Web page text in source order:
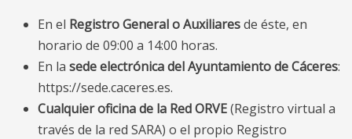
En el Registro General o Auxiliaresde éste, en
horario de 09:00 a 14:00 horas.
En la sede electrónica del Ayuntamiento de Cáceres:
https://sede.caceres.es.
Cualquier oficina de la Red ORVE(Registro virtual a
través de la red SARA) o el propio Registro